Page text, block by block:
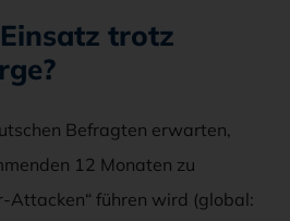
trotz
Befragten erwarten,
12 Monaten zu
Attacken“ führen wird (global: